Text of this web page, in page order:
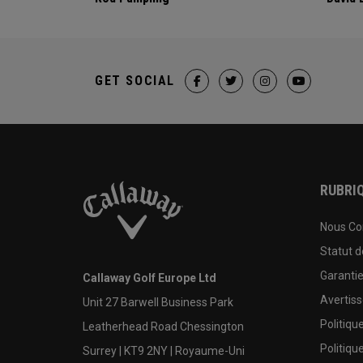
GET SOCIAL
Callaway Golf Europe Ltd
Unit 27 Barwell Business Park
Leatherhead Road Chessington
Surrey | KT9 2NY | Royaume-Uni
Nous
Statut
Garantie